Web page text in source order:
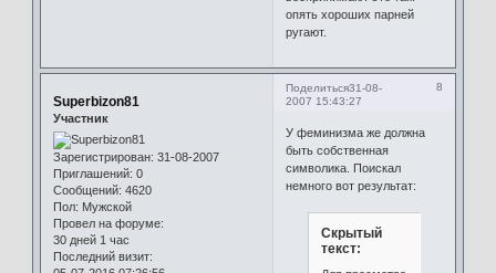
опять хороших парней
ругают.
Поделиться 8
31-08-
2007 15:43:27
Superbizon81
Участник
Зарегистрирован: 31-08-2007
Приглашений: 0
Сообщений: 4620
Пол: Мужской
Провел на форуме:
30 дней 1 час
Последний визит:
У феминизма же должна
быть собственная
символика. Поискал
немного вот результат:
Скрытый
текст: